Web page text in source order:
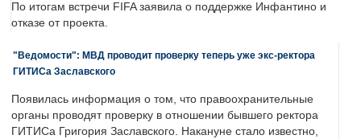
По итогам встречи FIFA заявила о поддержке Инфантино и
отказе от проекта.
"Ведомости": МВД проводит проверку теперь уже экс-ректора
ГИТИСа Заславского
Появилась информация о том, что правоохранительные
органы проводят проверку в отношении бывшего ректора
ГИТИСа Григория Заславского. Накануне стало известно,